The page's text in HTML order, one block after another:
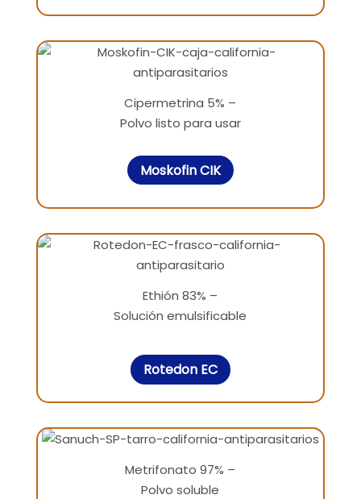
Cipermetrina 5% –
Polvo listo para usar
Moskofin CIK
Ethión 83% –
Solución emulsificable
Rotedon EC
Metrifonato 97% –
Polvo soluble